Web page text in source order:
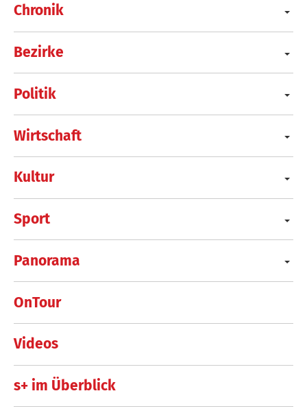
Chronik
Bezirke
Politik
Wirtschaft
Kultur
Sport
Panorama
OnTour
Videos
s+ im Überblick